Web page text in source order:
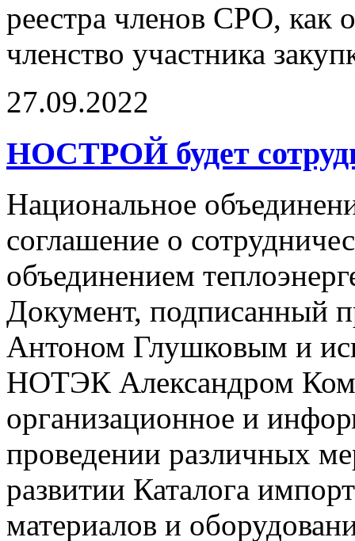
реестра членов СРО, как
членство участника
27.09.2022
НОСТРОЙ будет
Национальное
соглашение о
объединением
Документ, подписанный
Антоном Глушковым и
НОТЭК Александром
организационное и
проведении различных
развитии Каталога
материалов и